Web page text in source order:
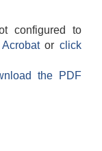
configured to
Acrobatorclick
the PDF